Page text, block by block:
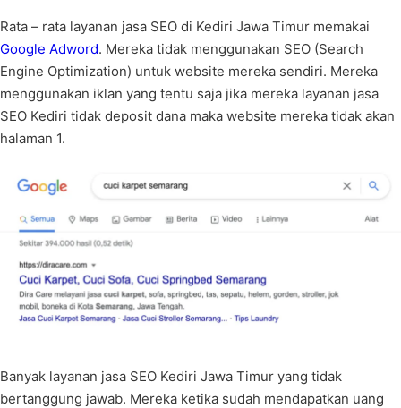
Rata – rata layanan jasa SEO di Kediri Jawa Timur memakai
Google Adword. Mereka tidak menggunakan SEO (Search
Engine Optimization) untuk website mereka sendiri. Mereka
menggunakan iklan yang tentu saja jika mereka layanan jasa
SEO Kediri tidak deposit dana maka website mereka tidak akan
halaman 1.
Banyak layanan jasa SEO Kediri Jawa Timur yang tidak
bertanggung jawab. Mereka ketika sudah mendapatkan uang